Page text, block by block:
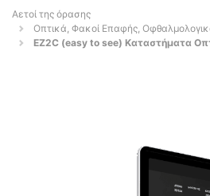
Αετοί της όρασης
Οπτικά, Φακοί Επαφής,
EZ2C (easy to see) Καταστήματα